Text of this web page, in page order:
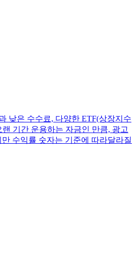
낮은 수수료, 다양한 ETF(상장지수
기간 운용하는 자금인 만큼, 광고
수익률 숫자는 기준에 따라달라질